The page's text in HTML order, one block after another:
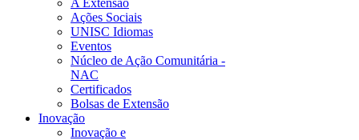
A Extensão
Ações Sociais
UNISC Idiomas
Eventos
Núcleo de Ação Comunitária -
NAC
Certificados
Bolsas de Extensão
Inovação
Inovação e